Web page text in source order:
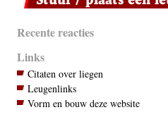
Recente reacties
Links
Citaten over liegen
Leugenlinks
Vorm en bouw deze website